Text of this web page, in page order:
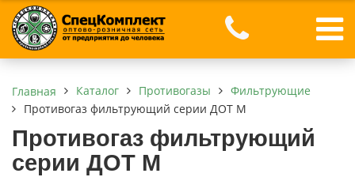
Главная Каталог Противогазы
Фильтрующие
Противогаз фильтрующий серии ДОТ М
Противогаз фильтрующий
серии ДОТ М